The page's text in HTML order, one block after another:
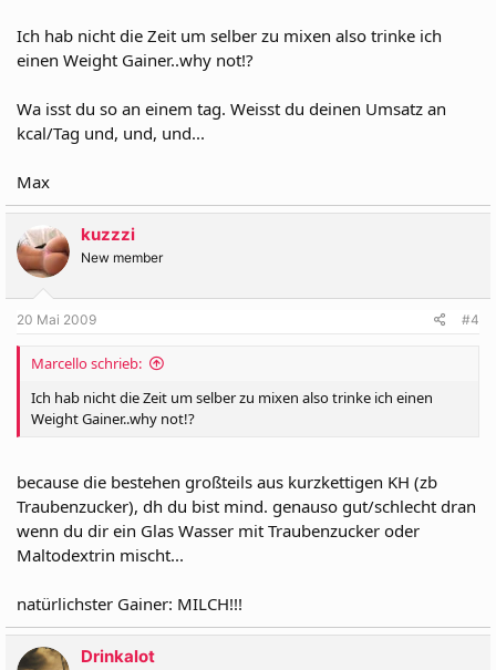
Ich hab nicht die Zeit um selber zu mixen also trinke ich
einen Weight Gainer..why not!?
Wa isst du so an einem tag. Weisst du deinen Umsatz an
kcal/Tag und, und, und...
Max
kuzzzi
New member
20 Mai 2009 #4
Marcello schrieb:
Ich hab nicht die Zeit um selber zu mixen also trinke ich einen
Weight Gainer..why not!?
because die bestehen großteils aus kurzkettigen KH (zb
Traubenzucker), dh du bist mind. genauso gut/schlecht dran
wenn du dir ein Glas Wasser mit Traubenzucker oder
Maltodextrin mischt...
natürlichster Gainer: MILCH!!!
Drinkalot